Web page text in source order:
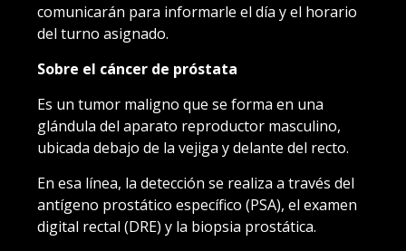
comunicarán para informarle el día y el horario
del turno asignado.
Sobre el cáncer de próstata
Es un tumor maligno que se forma en una
glándula del aparato reproductor masculino,
ubicada debajo de la vejiga y delante del recto.
En esa línea, la detección se realiza a través del
antígeno prostático específico (PSA), el examen
digital rectal (DRE) y la biopsia prostática.